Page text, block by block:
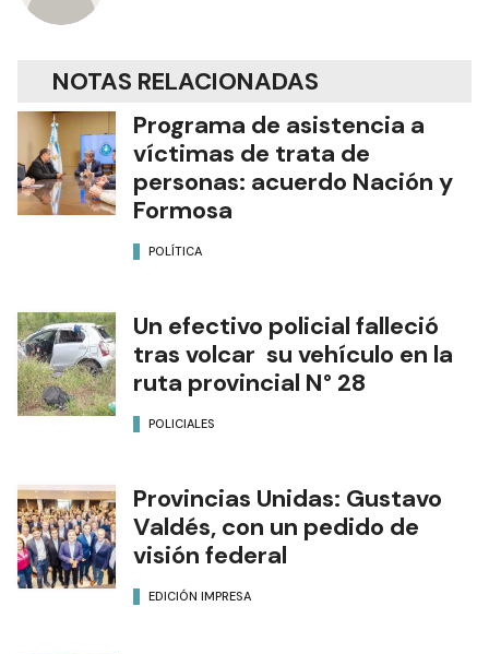
NOTAS RELACIONADAS
Programa de asistencia a
víctimas de trata de
personas: acuerdo Nación y
Formosa
POLÍTICA
Un efectivo policial falleció
tras volcar su vehículo en la
ruta provincial N° 28
POLICIALES
Provincias Unidas: Gustavo
Valdés, con un pedido de
visión federal
EDICIÓN IMPRESA